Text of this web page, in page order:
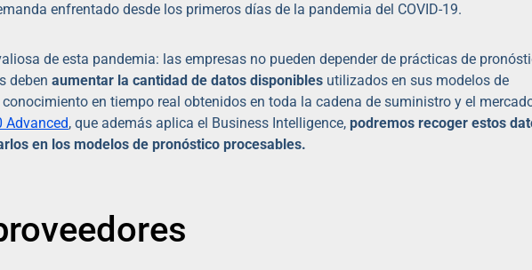
enfrentado desde los primeros días de la pandemia del COVID-19.
de esta pandemia: las empresas no pueden depender de prácticas de
deben aumentar la cantidad de datos disponibles utilizados en sus modelos de
en tiempo real obtenidos en toda la cadena de suministro y el
Advanced, que además aplica el Business Intelligence, podremos recoger estos
en los modelos de pronóstico procesables.